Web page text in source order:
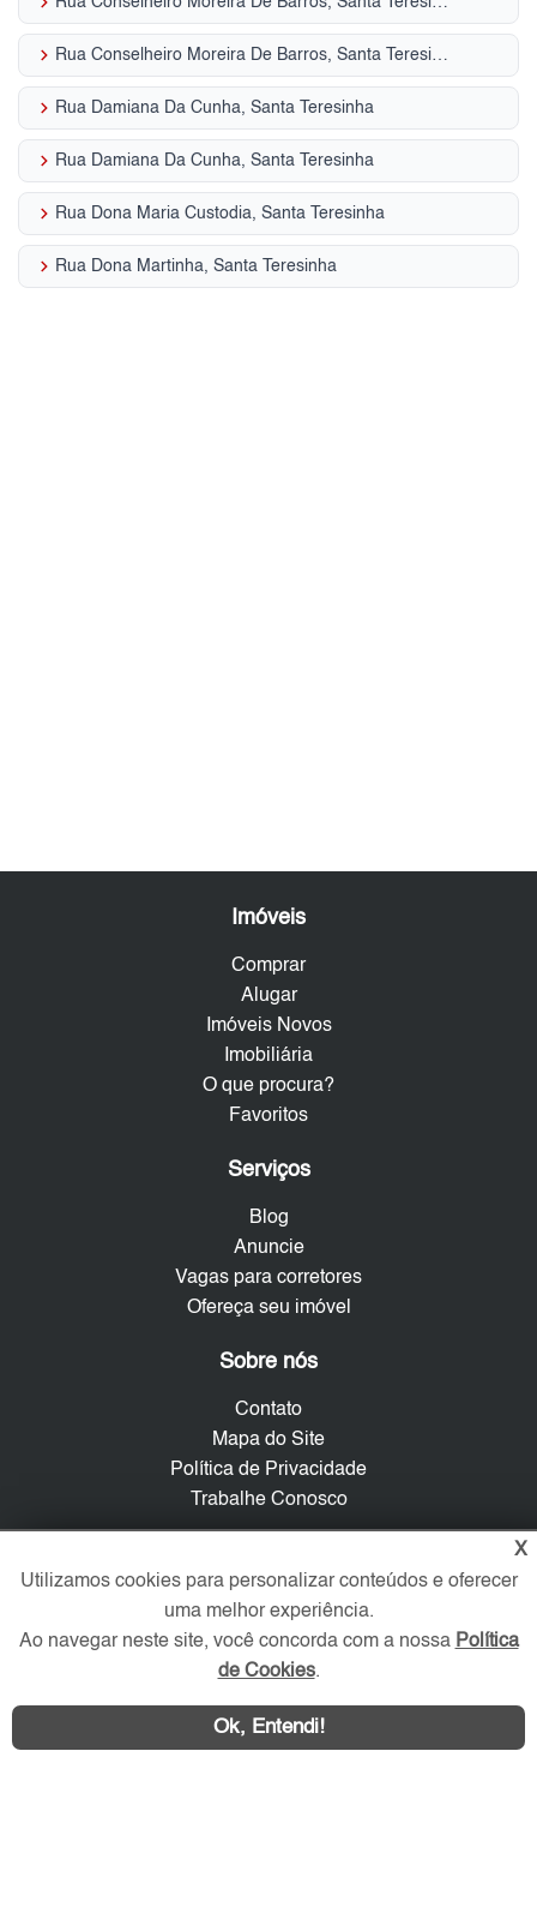
keyboard_arrow_right Rua Conselheiro Moreira De Barros, Santa Teresinha
keyboard_arrow_right Rua Damiana Da Cunha, Santa Teresinha
keyboard_arrow_right Rua Damiana Da Cunha, Santa Teresinha
keyboard_arrow_right Rua Dona Maria Custodia, Santa Teresinha
keyboard_arrow_right Rua Dona Martinha, Santa Teresinha
Imóveis
Comprar
Alugar
Imóveis Novos
Imobiliária
O que procura?
Favoritos
Serviços
Blog
Anuncie
Vagas para corretores
Ofereça seu imóvel
Sobre nós
Contato
Mapa do Site
Política de Privacidade
Trabalhe Conosco
Redes Sociais
X
Utilizamos cookies para personalizar conteúdos e oferecer
uma melhor experiência.
Ao navegar neste site, você concorda com a nossa Política
de Cookies.
Ok, Entendi!